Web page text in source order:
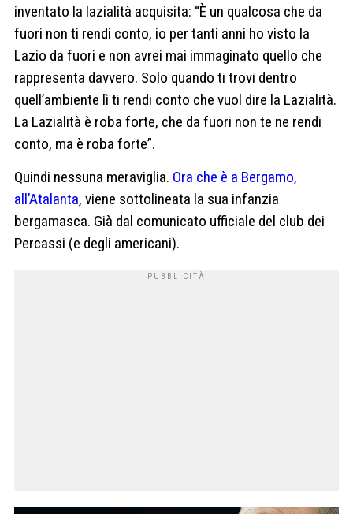
inventato la lazialità acquisita: “È un qualcosa che da
fuori non ti rendi conto, io per tanti anni ho visto la
Lazio da fuori e non avrei mai immaginato quello che
rappresenta davvero. Solo quando ti trovi dentro
quell’ambiente lì ti rendi conto che vuol dire la Lazialità.
La Lazialità è roba forte, che da fuori non te ne rendi
conto, ma è roba forte”.
Quindi nessuna meraviglia. Ora che è a Bergamo,
all’Atalanta, viene sottolineata la sua infanzia
bergamasca. Già dal comunicato ufficiale del club dei
Percassi (e degli americani).